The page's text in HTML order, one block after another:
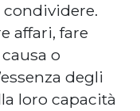
affari, fare
o
degli
loro capacità